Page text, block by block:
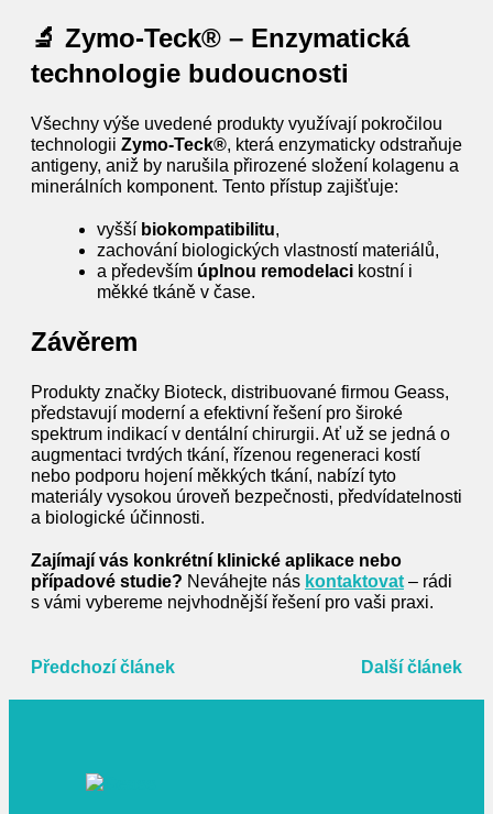
🔬 Zymo-Teck® – Enzymatická
technologie budoucnosti
Všechny výše uvedené produkty využívají pokročilou
technologii Zymo‑Teck®, která enzymaticky odstraňuje
antigeny, aniž by narušila přirozené složení kolagenu a
minerálních komponent. Tento přístup zajišťuje:
vyšší biokompatibilitu,
zachování biologických vlastností materiálů,
a především úplnou remodelaci kostní i
měkké tkáně v čase.
Závěrem
Produkty značky Bioteck, distribuované firmou Geass,
představují moderní a efektivní řešení pro široké
spektrum indikací v dentální chirurgii. Ať už se jedná o
augmentaci tvrdých tkání, řízenou regeneraci kostí
nebo podporu hojení měkkých tkání, nabízí tyto
materiály vysokou úroveň bezpečnosti, předvídatelnosti
a biologické účinnosti.
Zajímají vás konkrétní klinické aplikace nebo
případové studie? Neváhejte nás kontaktovat – rádi
s vámi vybereme nejvhodnější řešení pro vaši praxi.
Předchozí článek Další článek